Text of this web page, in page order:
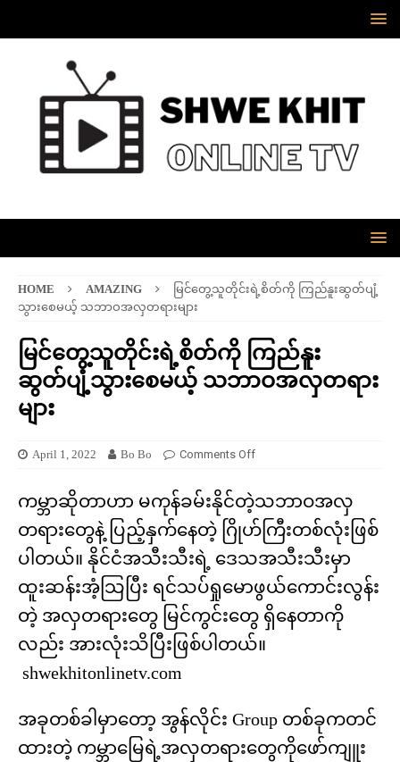
HOME AMAZING
မြင်တွေ့သူတိုင်းရဲ့စိတ်ကို ကြည်နူးဆွတ်ပျံ့
သွားစေမယ့် သဘာဝအလှတရားများ
မြင်တွေ့သူတိုင်းရဲ့စိတ်ကို ကြည်နူး
ဆွတ်ပျံ့သွားစေမယ့် သဘာဝအလှတရား
များ
April 1, 2022 Bo Bo Comments Off
ကမ္ဘာဆိုတာဟာ မကုန်ခမ်းနိုင်တဲ့သဘာဝအလှ
တရားတွေနဲ့ ပြည့်နှက်နေတဲ့ ဂြိုဟ်ကြီးတစ်လုံးဖြစ်
ပါတယ်။ နိုင်ငံအသီးသီးရဲ့ ဒေသအသီးသီးမှာ
ထူးဆန်းအံ့သြပြီး ရင်သပ်ရှုမောဖွယ်ကောင်းလွန်း
တဲ့ အလှတရားတွေ မြင်ကွင်းတွေ ရှိနေတာကို
လည်း အားလုံးသိပြီးဖြစ်ပါတယ်။
shwekhitonlinetv.com
အခုတစ်ခါမှာတော့ အွန်လိုင်း Group တစ်ခုကတင်
ထားတဲ့ ကမ္ဘာမြေရဲ့အလှတရားတွေကိုဖော်ကျူး